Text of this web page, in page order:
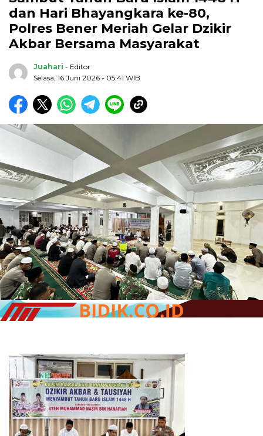
dan Hari Bhayangkara ke-80,
Polres Bener Meriah Gelar Dzikir
Akbar Bersama Masyarakat
Juahari - Editor
Selasa, 16 Juni 2026 - 05:41 WIB